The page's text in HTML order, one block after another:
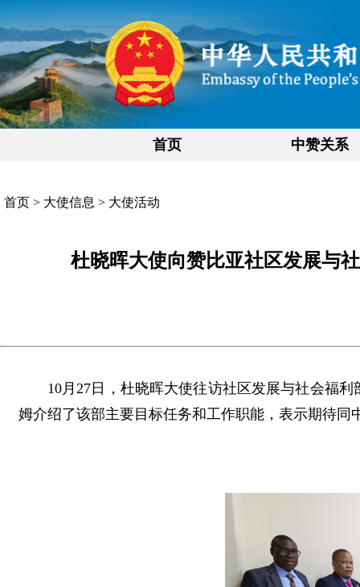
首页 中赞关系
首页 > 大使信息 > 大使活动
杜晓晖大使向赞比亚社区发展与
10月27日，杜晓晖大使往访社区发展与社会福
姆介绍了该部主要目标任务和工作职能，表示期待